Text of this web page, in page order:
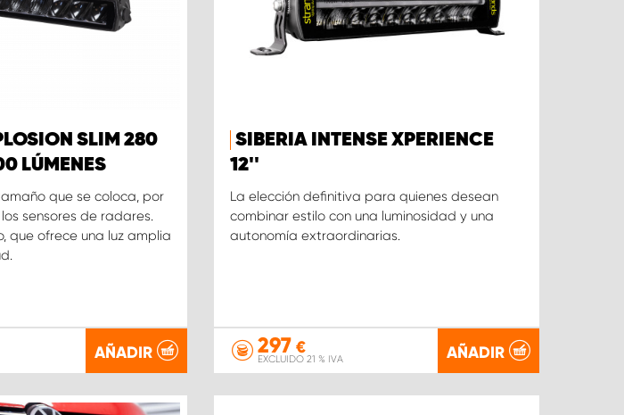
SLIM 280
LÚMENES
que se coloca, por
sensores de radares.
que ofrece una luz amplia
AÑADIR
SIBERIA INTENSE XPERIENCE
12''
La elección definitiva para quienes desean
combinar estilo con una luminosidad y una
autonomía extraordinarias.
297 €
EXCLUIDO 21 % IVA AÑADIR